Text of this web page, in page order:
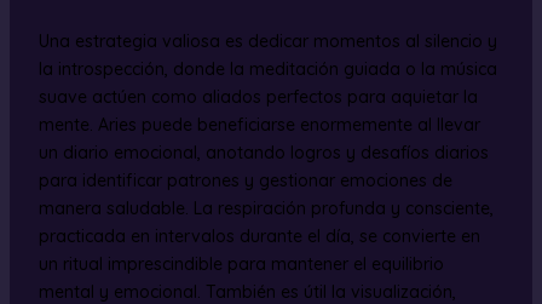
Una estrategia valiosa es dedicar momentos al silencio y
la introspección, donde la meditación guiada o la música
suave actúen como aliados perfectos para aquietar la
mente. Aries puede beneficiarse enormemente al llevar
un diario emocional, anotando logros y desafíos diarios
para identificar patrones y gestionar emociones de
manera saludable. La respiración profunda y consciente,
practicada en intervalos durante el día, se convierte en
un ritual imprescindible para mantener el equilibrio
mental y emocional. También es útil la visualización,